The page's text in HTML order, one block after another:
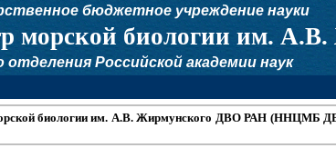
бюджетное учреждение науки
морской биологии им.
Российской академии наук
биологии им. А.В. Жирмунского ДВО РАН (ННЦМБ